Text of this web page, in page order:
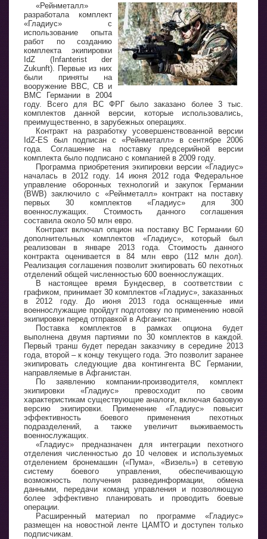
«Рейнметалл»
разработала комплект
«Гладиус» с
использование опыта
работ по созданию
комплекта экипировки
IdZ (Infanterist der
Zukunft). Первые из них
были приняты на
вооружение ВВС, СВ и
ВМС Германии в 2004
году. Всего для ВС ФРГ было заказано более 3 тыс.
комплектов данной версии, которые использовались,
преимущественно, в зарубежных операциях.
Контракт на разработку усовершенствованной версии
IdZ-ES был подписан с «Рейнметалл» в сентябре 2006
года. Соглашение на поставку предсерийной версии
комплекта было подписано с компанией в 2009 году.
Программа приобретения экипировки версии «Гладиус»
началась в 2012 году. 14 июня 2012 года Федеральное
управление оборонных технологий и закупок Германии
(BWB) заключило с «Рейнметалл» контракт на поставку
первых 30 комплектов «Гладиус» для 300
военнослужащих. Стоимость данного соглашения
составила около 50 млн евро.
Контракт включал опцион на поставку ВС Германии 60
дополнительных комплектов «Гладиус», который был
реализован в январе 2013 года. Стоимость данного
контракта оценивается в 84 млн евро (112 млн дол).
Реализация соглашения позволит экипировать 60 пехотных
отделений общей численностью 600 военнослужащих.
В настоящее время Бундесвер, в соответствии с
графиком, принимает 30 комплектов «Гладиус», заказанных
в 2012 году. До июня 2013 года оснащенные ими
военнослужащие пройдут подготовку по применению новой
экипировки перед отправкой в Афганистан.
Поставка комплектов в рамках опциона будет
выполнена двумя партиями по 30 комплектов в каждой.
Первый транш будет передан заказчику в середине 2013
года, второй – к концу текущего года. Это позволит заранее
экипировать следующие два контингента ВС Германии,
направляемые в Афганистан.
По заявлению компании-производителя, комплект
экипировки «Гладиус» превосходит по своим
характеристикам существующие аналоги, включая базовую
версию экипировки. Применение «Гладиус» повысит
эффективность боевого применения пехотных
подразделений, а также увеличит выживаемость
военнослужащих.
«Гладиус» предназначен для интеграции пехотного
отделения численностью до 10 человек и используемых
отделением бронемашин («Пума», «Визель») в сетевую
систему боевого управления, обеспечивающую
возможность получения развединформации, обмена
данными, передачи команд управления и позволяющую
более эффективно планировать и проводить боевые
операции.
Расширенный материал по программе «Гладиус»
размещен на новостной ленте ЦАМТО и доступен только
подписчикам.